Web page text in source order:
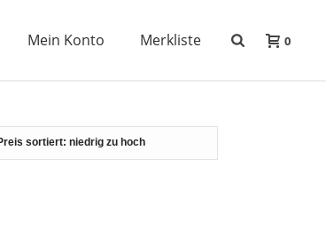
Mein Konto Merkliste 0